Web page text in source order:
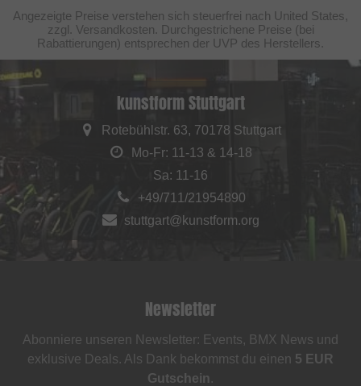
Angezeigte Preise verstehen sich steuerfrei nach United States,
zzgl. Versandkosten. Durchgestrichene Preise (bei
Rabattierungen) entsprechen der UVP des Herstellers.
kunstform Stuttgart
Rotebühlstr. 63, 70178 Stuttgart
Mo-Fr: 11-13 & 14-18
Sa: 11-16
+49/711/21954890
stuttgart@kunstform.org
Newsletter
Abonniere unseren Newsletter: Events, BMX News und
exklusive Deals. Als Dank bekommst du einen 5 EUR
Gutschein.